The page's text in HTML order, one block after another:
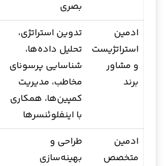
بصری
ادمین
استراتژیست
و مشاور
برند
تدوین استراتژی،
تحلیل داده‌ها،
شناسایی پرسونای
مخاطب، مدیریت
کمپین‌ها، همکاری
با اینفلوئنسرها
ادمین
متخصص
طراحی و
بهینه‌سازی